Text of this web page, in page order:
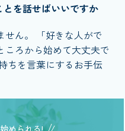
を話せばいいですか
せん。 「好きな人がで
ころから始めて大丈夫で
ちを言葉にするお手伝
められる!